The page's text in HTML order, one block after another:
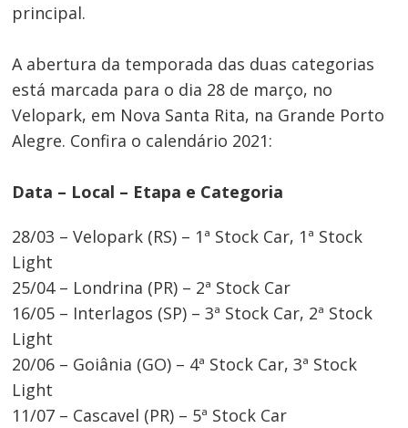
principal.
A abertura da temporada das duas categorias
está marcada para o dia 28 de março, no
Velopark, em Nova Santa Rita, na Grande Porto
Alegre. Confira o calendário 2021:
Data – Local – Etapa e Categoria
28/03 – Velopark (RS) – 1ª Stock Car, 1ª Stock
Light
25/04 – Londrina (PR) – 2ª Stock Car
16/05 – Interlagos (SP) – 3ª Stock Car, 2ª Stock
Light
20/06 – Goiânia (GO) – 4ª Stock Car, 3ª Stock
Light
11/07 – Cascavel (PR) – 5ª Stock Car
Navegação
de
Post